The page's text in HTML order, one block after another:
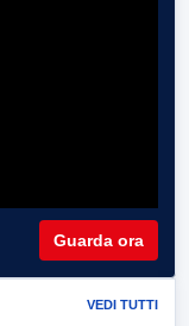
Guarda ora
VEDI TUTTI